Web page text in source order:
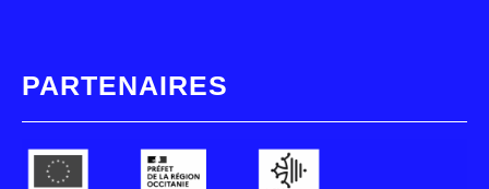
PARTENAIRES